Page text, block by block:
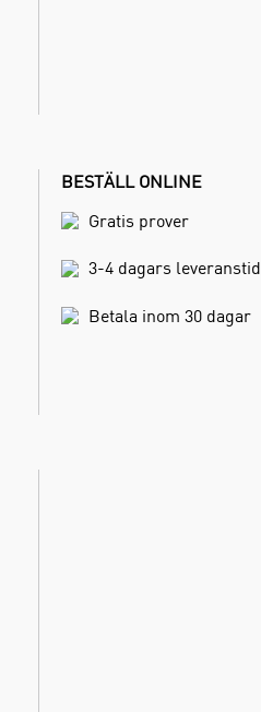
BESTÄLL ONLINE
Gratis prover
3-4 dagars leveranstid
Betala inom 30 dagar